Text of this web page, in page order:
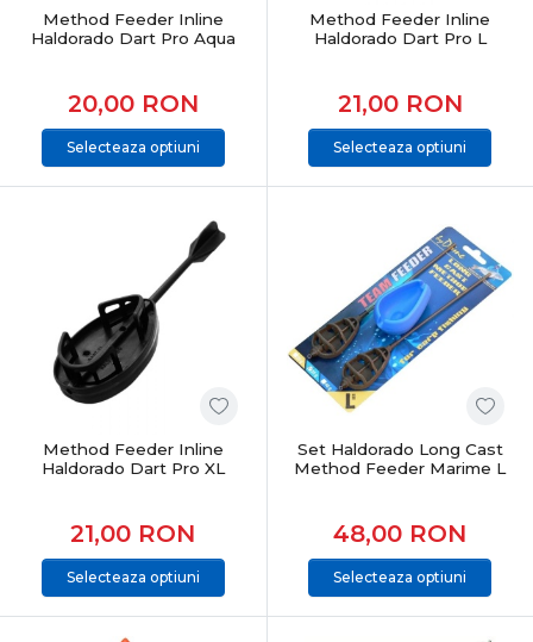
pentru pescarii care caută performanță reală, fiabilitate
și echipamente testate. Produsele sunt atent
competiții, acoperind toate nevoile pescarului modern
de crap.
CONCLUZIE
control și precizie. Alegerea echipamentelor potrivite îți
oferă încredere, eficiență și șanse reale la capturi
memorabile, indiferent de locul sau condițiile de pescuit.
Method Feeder Inline
Haldorado Dart Pro Aqua
20,00 RON
Selecteaza optiuni
Method Feeder Inline
Haldorado Dart Pro L
21,00 RON
Selecteaza optiuni
Method Feeder Inline
Haldorado Dart Pro XL
21,00 RON
Selecteaza optiuni
Set Haldorado Long Cast
Method Feeder Marime L
48,00 RON
Selecteaza optiuni